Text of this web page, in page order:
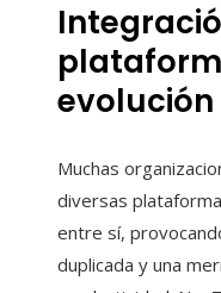
Muchas
diversas
entre sí,
duplicada y una